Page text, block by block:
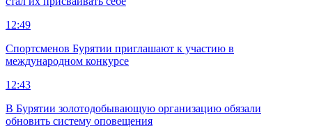
12:49
Спортсменов Бурятии приглашают к участию в
международном конкурсе
12:43
В Бурятии золотодобывающую организацию обязали
обновить систему оповещения